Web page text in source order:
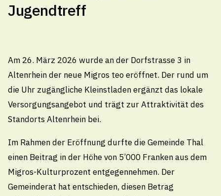
Jugendtreff
Am 26. März 2026 wurde an der Dorfstrasse 3 in
Altenrhein der neue Migros teo eröffnet. Der rund um
die Uhr zugängliche Kleinstladen ergänzt das lokale
Versorgungsangebot und trägt zur Attraktivität des
Standorts Altenrhein bei.
Im Rahmen der Eröffnung durfte die Gemeinde Thal
einen Beitrag in der Höhe von 5’000 Franken aus dem
Migros-Kulturprozent entgegennehmen. Der
Gemeinderat hat entschieden, diesen Betrag
Öffnungszeiten
08.00 - 11.30/13.30 - 18.00 Uhr
Dienstag bis Donnerstag
08.00 - 11.30/13.30 - 16.30 Uhr
Freitag
08.00 - 11.30Uhr
Öffnungszeiten Sommerferien
Vom Montag, 27. Juli 2026 bis Freitag, 07. August
2026 sind die Schalteröffnungszeiten reduziert. Es